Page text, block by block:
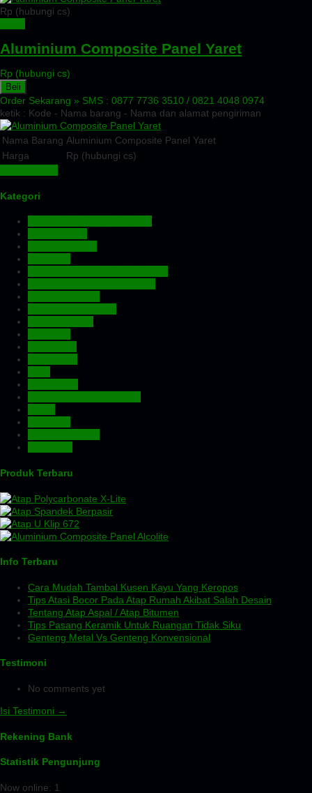
Rp (hubungi cs)
Aluminium Composite Panel Yaret
Rp (hubungi cs)
Beli
Order Sekarang » SMS : 0877 7736 3510 / 0821 4048 0974
ketik : Kode - Nama barang - Nama dan alamat pengiriman
Nama Barang Aluminium Composite Panel Yaret
Harga
Rp (hubungi cs)
Kategori
Produk Terbaru
Info Terbaru
Cara Mudah Tambal Kusen Kayu Yang Keropos
Tips Atasi Bocor Pada Atap Rumah Akibat Salah Desain
Tentang Atap Aspal / Atap Bitumen
Tips Pasang Keramik Untuk Ruangan Tidak Siku
Genteng Metal Vs Genteng Konvensional
Testimoni
No comments yet
Isi Testimoni →
Rekening Bank
Statistik Pengunjung
Now online: 1